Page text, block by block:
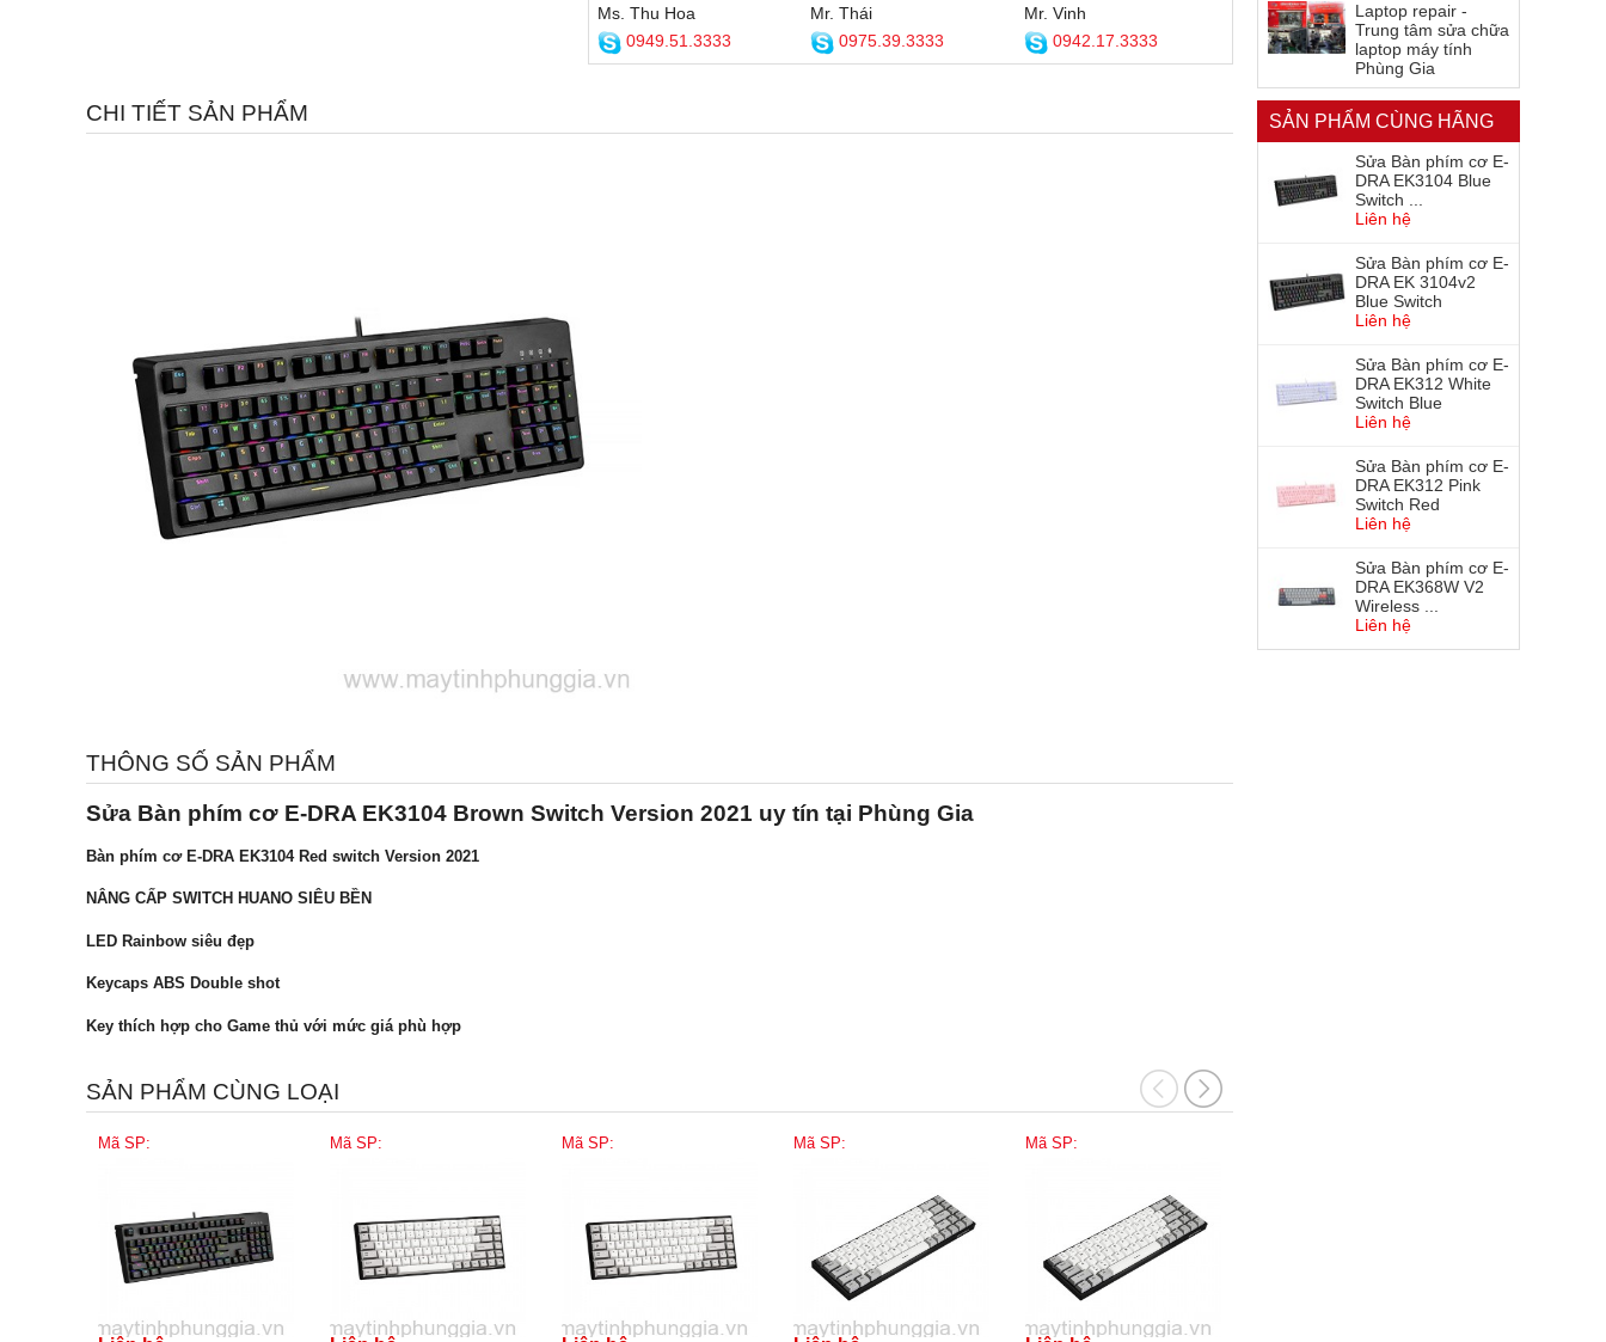
Ms. Thu Hoa
0949.51.3333
Mr. Thái
0975.39.3333
Mr. Vinh
0942.17.3333
CHI TIẾT SẢN PHẨM
THÔNG SỐ SẢN PHẨM
Sửa Bàn phím cơ E-DRA EK3104 Brown Switch Version 2021 uy tín tại Phùng Gia
Bàn phím cơ E-DRA EK3104 Red switch Version 2021
NÂNG CẤP SWITCH HUANO SIÊU BỀN
LED Rainbow siêu đẹp
Keycaps ABS Double shot
Key thích hợp cho Game thủ với mức giá phù hợp
SẢN PHẨM CÙNG LOẠI
Mã SP: Mã SP: Mã SP: Mã SP: Mã SP:
Laptop repair -
Trung tâm sửa chữa
laptop máy tính
Phùng Gia
SẢN PHẨM CÙNG HÃNG
Sửa Bàn phím cơ E-
DRA EK3104 Blue
Switch ...
Liên hệ
Sửa Bàn phím cơ E-
DRA EK 3104v2
Blue Switch
Liên hệ
Sửa Bàn phím cơ E-
DRA EK312 White
Switch Blue
Liên hệ
Sửa Bàn phím cơ E-
DRA EK312 Pink
Switch Red
Liên hệ
Sửa Bàn phím cơ E-
DRA EK368W V2
Wireless ...
Liên hệ